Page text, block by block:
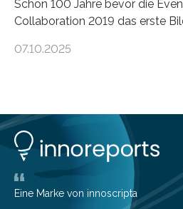
Schon 100 Jahre bevor die
Collaboration 2019 das erste
hatte der Astronom Heber
werden auch von anderen
ausgeschickt. Theoretische
Universität haben jetzt einen
entwickelt, mit dem sie
beschreiben…
07.10.2025
Eine Marke von innoscripta